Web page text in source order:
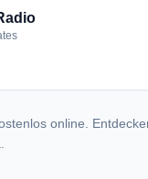
online.